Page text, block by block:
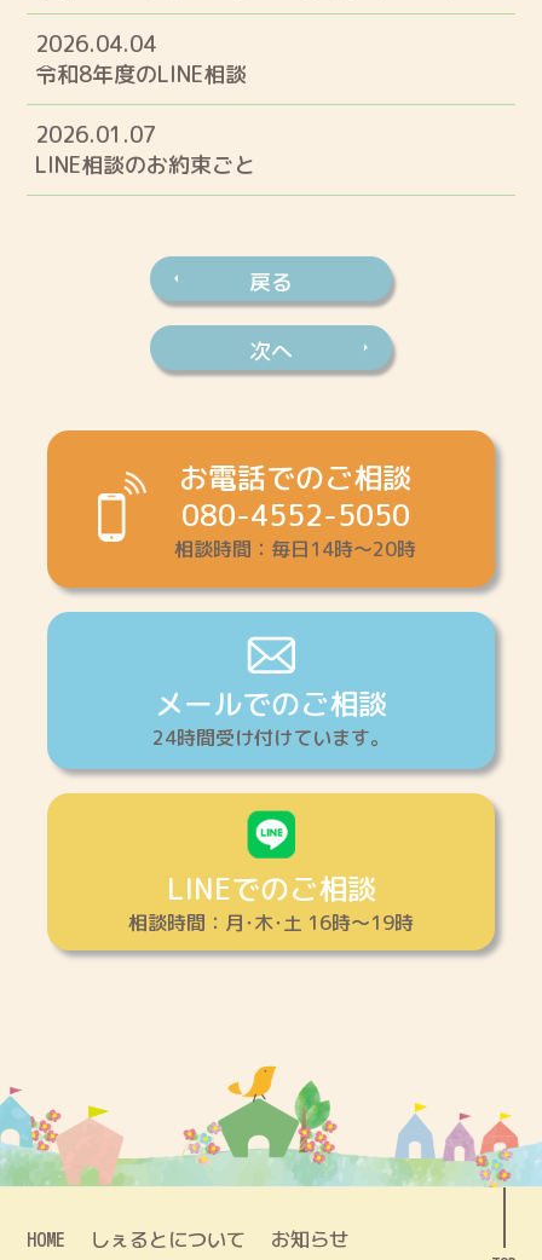
2026.04.04
令和8年度のLINE相談
2026.01.07
LINE相談のお約束ごと
戻る
次へ
お電話でのご相談
080-4552-5050
相談時間：毎日14時～20時
メールでのご相談
24時間受け付けています。
LINEでのご相談
相談時間：月･木･土 16時～19時
HOME しぇるとについて お知らせ